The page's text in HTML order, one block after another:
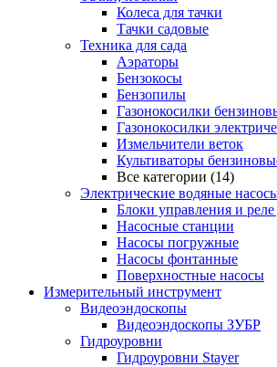
Колеса для тачки
Тачки садовые
Техника для сада
Аэраторы
Бензокосы
Бензопилы
Газонокосилки
Газонокосилки
Измельчители веток
Культиваторы
Все категории (14)
Электрические водяные
Блоки управления и реле
Насосные станции
Насосы погружные
Насосы фонтанные
Поверхностные насосы
Измерительный инструмент
Видеоэндоскопы
Видеоэндоскопы ЗУБР
Гидроуровни
Гидроуровни Stayer